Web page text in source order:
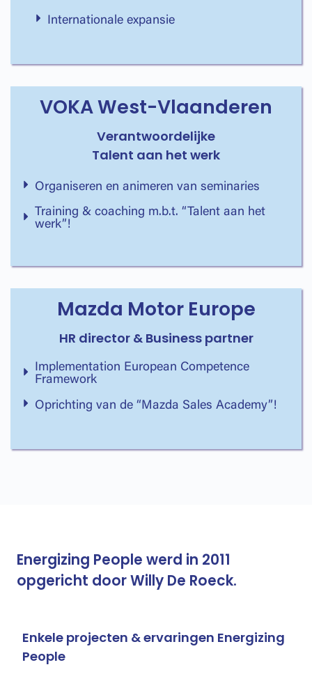
Internationale expansie
VOKA West-Vlaanderen
Verantwoordelijke
Talent aan het werk
Organiseren en animeren van seminaries
Training & coaching m.b.t. “Talent aan het
werk”!
Mazda Motor Europe
HR director & Business partner
Implementation European Competence
Framework
Oprichting van de “Mazda Sales Academy”!
Energizing People werd in 2011
opgericht door Willy De Roeck.
Enkele projecten & ervaringen Energizing
People